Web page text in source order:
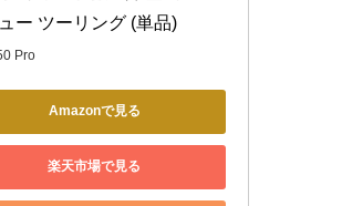
ー ツーリング (単品)
Pro
Amazonで見る
楽天市場で見る